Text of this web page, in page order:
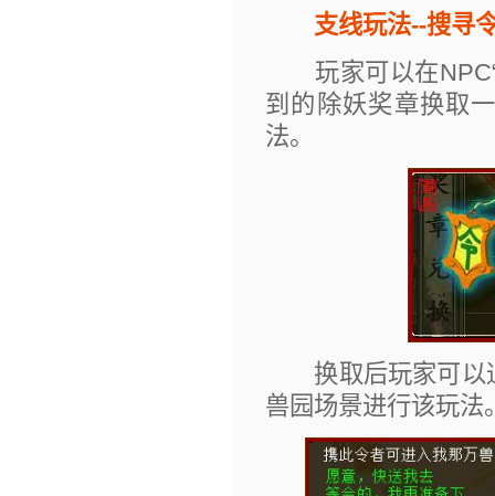
支线玩法--搜寻
玩家可以在NPC“
到的除妖奖章换取
法。
换取后玩家可以
兽园场景进行该玩法